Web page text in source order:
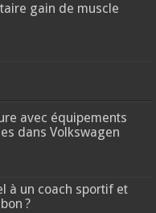
gain de muscle
avec équipements
dans Volkswagen
à un coach sportif et
?